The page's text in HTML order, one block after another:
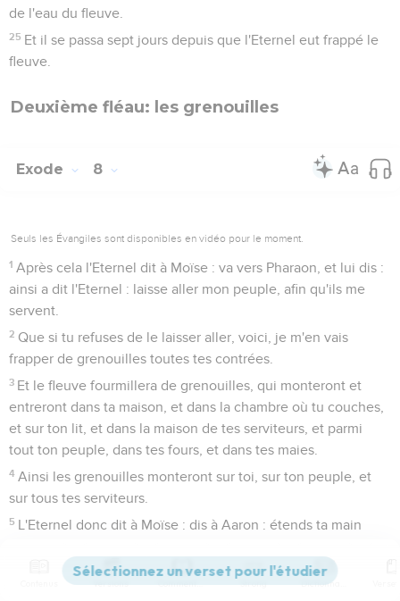
de l'eau du fleuve.
25 Et il se passa sept jours depuis que l'Eternel eut frappé le
fleuve.
Deuxième fléau: les grenouilles
Exode 8
Seuls les Évangiles sont disponibles en vidéo pour le moment.
1 Après cela l'Eternel dit à Moïse : va vers Pharaon, et lui dis :
ainsi a dit l'Eternel : laisse aller mon peuple, afin qu'ils me
servent.
2 Que si tu refuses de le laisser aller, voici, je m'en vais
frapper de grenouilles toutes tes contrées.
3 Et le fleuve fourmillera de grenouilles, qui monteront et
entreront dans ta maison, et dans la chambre où tu couches,
et sur ton lit, et dans la maison de tes serviteurs, et parmi
tout ton peuple, dans tes fours, et dans tes maies.
4 Ainsi les grenouilles monteront sur toi, sur ton peuple, et
sur tous tes serviteurs.
5 L'Eternel donc dit à Moïse : dis à Aaron : étends ta main
marais, et fais monter les grenouilles sur le pays d'Egypte.
Versions Commentaires Strong